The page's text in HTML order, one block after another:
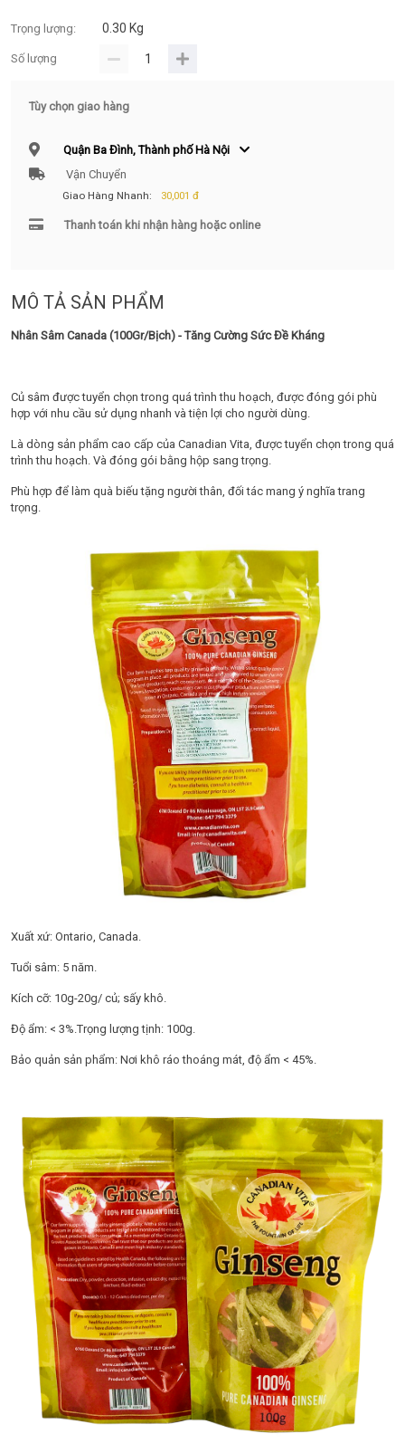
Trọng lượng: 0.30 Kg
Số lượng
Tùy chọn giao hàng
Quận Ba Đình, Thành phố Hà Nội
Vận Chuyển
Giao Hàng Nhanh: 30,001 đ
Thanh toán khi nhận hàng hoặc online
MÔ TẢ SẢN PHẨM
Nhân Sâm Canada (100Gr/Bịch) - Tăng Cường Sức Đề Kháng
Củ sâm được tuyển chọn trong quá trình thu hoạch, được đóng gói phù
hợp với nhu cầu sử dụng nhanh và tiện lợi cho người dùng.
Là dòng sản phẩm cao cấp của Canadian Vita, được tuyển chọn trong quá
trình thu hoạch. Và đóng gói bằng hộp sang trọng.
Phù hợp để làm quà biếu tặng người thân, đối tác mang ý nghĩa trang
trọng.
Xuất xứ: Ontario, Canada.
Tuổi sâm: 5 năm.
Kích cỡ: 10g-20g/ củ; sấy khô.
Độ ẩm: < 3%.Trọng lượng tịnh: 100g.
Bảo quản sản phẩm: Nơi khô ráo thoáng mát, độ ẩm < 45%.